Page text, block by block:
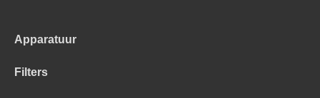
Apparatuur
Filters